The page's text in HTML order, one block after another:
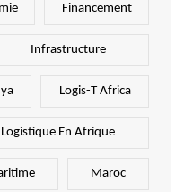
Financement
Infrastructure
Logis-T Africa
Logistique En Afrique
Maroc